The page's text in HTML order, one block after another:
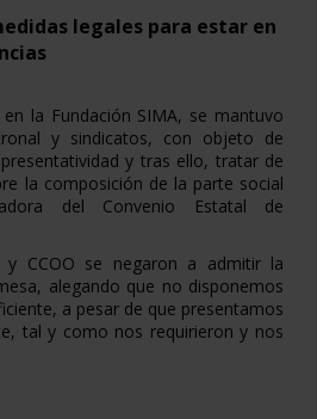
legales para estar en
la Fundación SIMA, se mantuvo
y sindicatos, con objeto de
y tras ello, tratar de
la composición de la parte social
del Convenio Estatal de
y CCOO se negaron a admitir la
alegando que no disponemos
a pesar de que presentamos
tal y como nos requirieron y nos